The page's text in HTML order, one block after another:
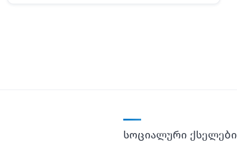
სოციალური ქსელები